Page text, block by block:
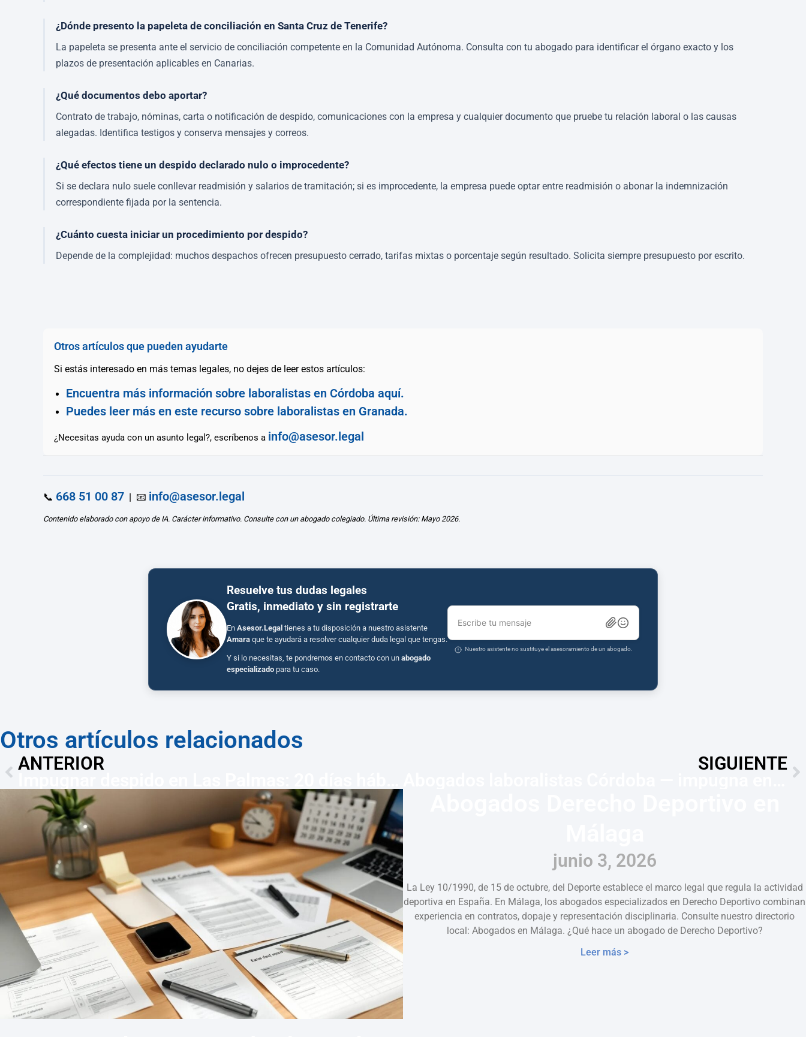
¿Dónde presento la papeleta de conciliación en Santa Cruz de Tenerife?
La papeleta se presenta ante el servicio de conciliación competente en la Comunidad Autónoma. Consulta con tu abogado para identificar el órgano exacto y los
plazos de presentación aplicables en Canarias.
¿Qué documentos debo aportar?
Contrato de trabajo, nóminas, carta o notificación de despido, comunicaciones con la empresa y cualquier documento que pruebe tu relación laboral o las causas
alegadas. Identifica testigos y conserva mensajes y correos.
¿Qué efectos tiene un despido declarado nulo o improcedente?
Si se declara nulo suele conllevar readmisión y salarios de tramitación; si es improcedente, la empresa puede optar entre readmisión o abonar la indemnización
correspondiente fijada por la sentencia.
¿Cuánto cuesta iniciar un procedimiento por despido?
Depende de la complejidad: muchos despachos ofrecen presupuesto cerrado, tarifas mixtas o porcentaje según resultado. Solicita siempre presupuesto por escrito.
Otros artículos que pueden ayudarte
Si estás interesado en más temas legales, no dejes de leer estos artículos:
Encuentra más información sobre laboralistas en Córdoba aquí.
Puedes leer más en este recurso sobre laboralistas en Granada.
¿Necesitas ayuda con un asunto legal?, escríbenos a info@asesor.legal
📞 668 51 00 87 | 📧 info@asesor.legal
Contenido elaborado con apoyo de IA. Carácter informativo. Consulte con un abogado colegiado. Última revisión: Mayo 2026.
Resuelve tus dudas legales
Gratis, inmediato y sin registrarte
En Asesor.Legal tienes a tu disposición a nuestro asistente
Amara que te ayudará a resolver cualquier duda legal que tengas.
Y si lo necesitas, te pondremos en contacto con un abogado
especializado para tu caso.
Escribe tu mensaje
Nuestro asistente no sustituye el asesoramiento de un abogado.
Otros artículos relacionados
ANTERIOR
SIGUIENTE
junio 3, 2026
La Ley 10/1990, de 15 de octubre, del Deporte establece el marco legal que regula la actividad
deportiva en España. En Málaga, los abogados especializados en Derecho Deportivo combinan
experiencia en contratos, dopaje y representación disciplinaria. Consulte nuestro directorio
local: Abogados en Málaga. ¿Qué hace un abogado de Derecho Deportivo?
Leer más >